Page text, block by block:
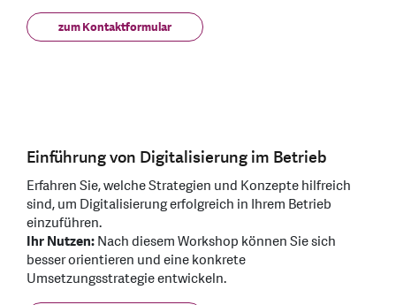
zum Kontaktformular
Einführung von Digitalisierung im Betrieb
Erfahren Sie, welche Strategien und Konzepte hilfreich
sind, um Digitalisierung erfolgreich in Ihrem Betrieb
einzuführen.
Ihr Nutzen:Nach diesem Workshop können Sie sich
besser orientieren und eine konkrete
Umsetzungsstrategie entwickeln.